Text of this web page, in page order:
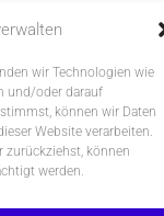
wir Technologien wie
und/oder darauf
können wir Daten
Website verarbeiten.
können
werden.
Disclaimer